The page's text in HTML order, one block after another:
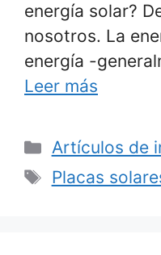
energía solar?
nosotros. La
energía -
Leer más
Categorías
Artículos de
Etiquetas
Placas